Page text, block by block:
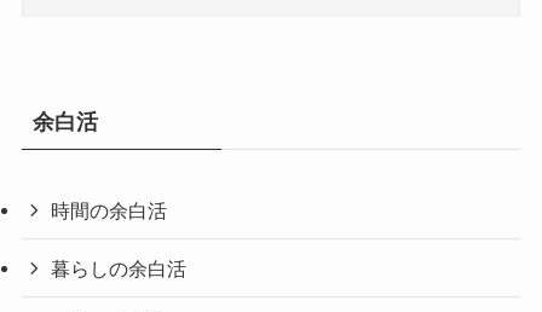
余白活
時間の余白活
暮らしの余白活